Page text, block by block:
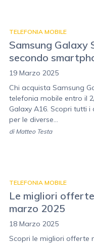
TELEFONIA MOBILE
Samsung Galaxy
secondo
19 Marzo 2025
Chi acquista Samsung
telefonia mobile entro il
Galaxy A16. Scopri tutti
per le diverse...
di Matteo Testa
TELEFONIA MOBILE
Le migliori
marzo 2025
18 Marzo 2025
Scopri le migliori offerte